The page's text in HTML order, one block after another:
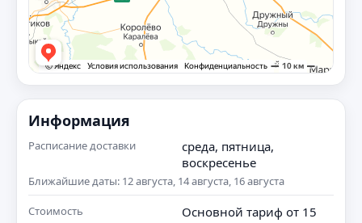
Информация
Расписание доставки
среда, пятница,
воскресенье
Ближайшие даты: 12 августа, 14 августа, 16 августа
Стоимость
Основной тариф от 15